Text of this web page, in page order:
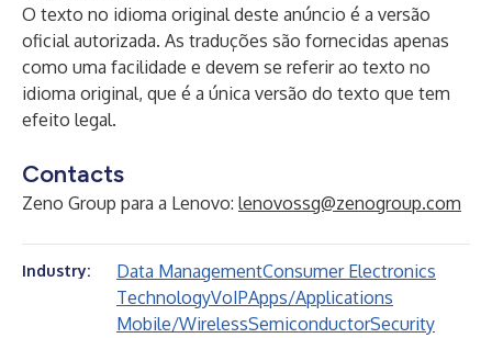
O texto no idioma original deste anúncio é a versão
oficial autorizada. As traduções são fornecidas apenas
como uma facilidade e devem se referir ao texto no
idioma original, que é a única versão do texto que tem
efeito legal.
Contacts
Zeno Group para a Lenovo: lenovossg@zenogroup.com
Industry: Data ManagementConsumer Electronics
TechnologyVoIPApps/Applications
Mobile/WirelessSemiconductorSecurity